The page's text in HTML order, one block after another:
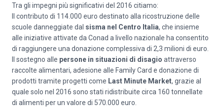
Tra gli impegni più significativi del 2016 citiamo:
Il contributo di 114.000 euro destinato alla ricostruzione delle
scuole danneggiate dal sisma nel Centro Italia, che insieme
alle iniziative attivate da Conad a livello nazionale ha consentito
di raggiungere una donazione complessiva di 2,3 milioni di euro.
Il sostegno alle persone in situazioni di disagio attraverso
raccolte alimentari, adesione alle Family Card e donazione di
prodotti tramite progetti come Last Minute Market, grazie al
quale solo nel 2016 sono stati ridistribuite circa 160 tonnellate
di alimenti per un valore di 570.000 euro.